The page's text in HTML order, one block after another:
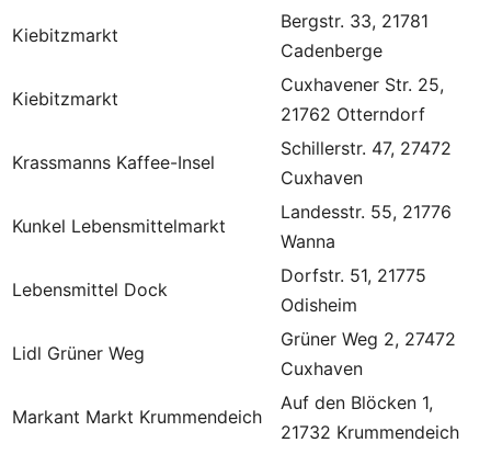
Kiebitzmarkt
Bergstr. 33, 21781
Cadenberge
Kiebitzmarkt
Cuxhavener Str. 25,
21762 Otterndorf
Krassmanns Kaffee-Insel
Schillerstr. 47, 27472
Cuxhaven
Kunkel Lebensmittelmarkt
Landesstr. 55, 21776
Wanna
Lebensmittel Dock
Dorfstr. 51, 21775
Odisheim
Lidl Grüner Weg
Grüner Weg 2, 27472
Cuxhaven
Markant Markt Krummendeich
Auf den Blöcken 1,
21732 Krummendeich